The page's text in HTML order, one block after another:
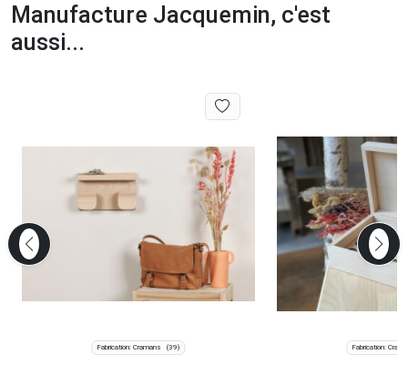
Manufacture Jacquemin, c'est
aussi...
Fabrication: Cramans (39) Fabrication: